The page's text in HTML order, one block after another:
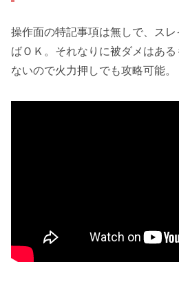
操作面の特記事項は無しで、ス
ばＯＫ。それなりに被ダメはある
ないので火力押しでも攻略可能。